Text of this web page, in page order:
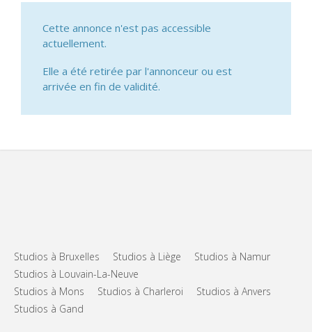
Cette annonce n'est pas accessible
actuellement.
Elle a été retirée par l'annonceur ou est
arrivée en fin de validité.
Studios à Bruxelles Studios à Liège
Studios à Namur
Studios à Louvain-La-Neuve
Studios à Mons
Studios à Charleroi
Studios à Anvers
Studios à Gand